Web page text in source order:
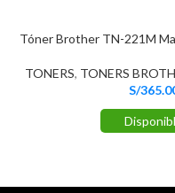
Tóner Brother TN-221M
TONERS, TONERS
S/